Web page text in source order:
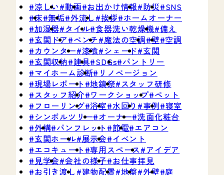
涼しい 動画 お出かけ情報 防災 SNS
床 無垢 外流し 挨拶 ホームオーナー
加湿器 タイル 食器洗い乾燥機 備え
玄関ドア ベンチ 魔法の空調 壁 空調
カウンター 漆喰 シェード 玄関
玄関収納 建具 SDGs パントリー
マイホーム診断
リノベージョン
現場レポート 地鎮祭 スタッフ研修
スタッフ紹介 ワークショップ ペット
フローリング 浴室 水回り 事例 寝室
シンボルツリー オーナー 洗面化粧台
外構 パンフレット 節電 エアコン
玄関ホール 展示会 イベント
エコキュート 専用スペース
アイデア
見学会 会社の様子 お仕事拝見
お引き渡し
建物配置 地盤 外壁 庭